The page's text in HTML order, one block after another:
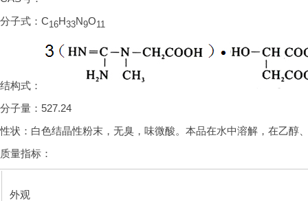
分子式：C16H33N9O11
结构式：
分子量：527.24
性状：白色结晶性粉末，无臭，味微酸。本品在水中溶解，在乙醇
质量指标：
外观